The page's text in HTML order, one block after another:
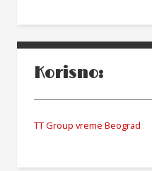
Korisno:
TT Group vreme Beograd